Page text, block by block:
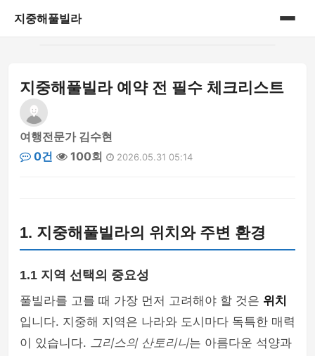
지중해풀빌라
게시판
지중해풀빌라 예약 전 필수 체크리스트
여행전문가 김수현
0건
100회 2026.05.31 05:14
1. 지중해풀빌라의 위치와 주변 환경
1.1 지역 선택의 중요성
풀빌라를 고를 때 가장 먼저 고려해야 할 것은 위치
입니다. 지중해 지역은 나라와 도시마다 독특한 매력
이 있습니다. 그리스의 산토리니는 아름다운 석양과